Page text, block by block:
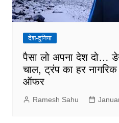
देश-दुनिया
पैसा लो अपना देश दो…
चाल, ट्रंप का हर
ऑफर
Ramesh Sahu